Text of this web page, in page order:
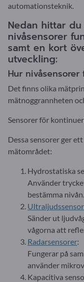
automationsteknik.
Nedan hittar
nivåsensorer
samt en kort
utveckling:
Hur nivåsensorer
Det finns olika
mätnoggrannheten
Sensorer för
Dessa sensorer ger
mätområdet:
Hydrostatiska
Använder
bestämma nivån.
Sänder ut
vågorna att
Radarsensorer:
Fungerar på
använder
Kapacitiva